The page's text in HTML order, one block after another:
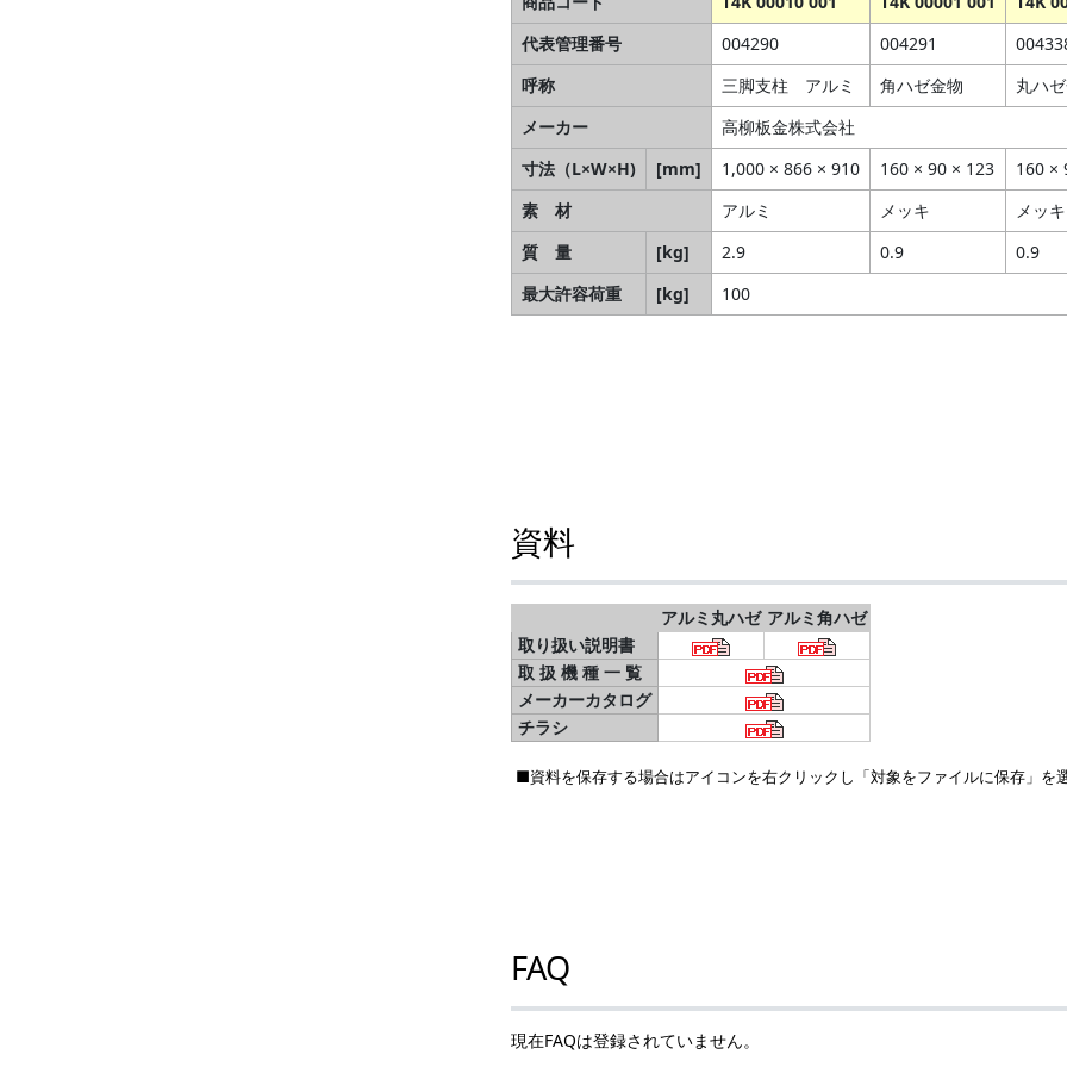
代表管理番号
004290 004291
呼称
三脚支柱 アルミ 角ハゼ金物
丸ハ
メーカー
高柳板金株式会社
寸法（L×W×H)
[mm] 1,000 × 866 × 910 160 × 90 × 123
160 ×
素 材
アルミ メッキ
メッキ
質 量
[kg] 2.9 0.9
0.9
最大許容荷重
[kg] 100
資料
アルミ丸ハゼ アルミ角ハゼ
取り扱い説明書
取 扱 機 種 一 覧
メーカーカタログ
チラシ
■資料を保存する場合はアイコンを右クリックし「対象をファイルに保存」を
FAQ
現在FAQは登録されていません。